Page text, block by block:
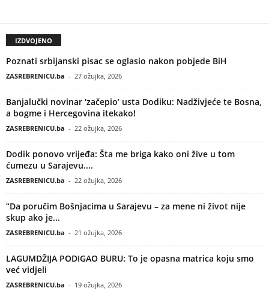
IZDVOJENO
Poznati srbijanski pisac se oglasio nakon pobjede BiH
ZASREBRENICU.ba - 27 ožujka, 2026
Banjalučki novinar ‘začepio’ usta Dodiku: Nadživjeće te Bosna,
a bogme i Hercegovina itekako!
ZASREBRENICU.ba - 22 ožujka, 2026
Dodik ponovo vrijeđa: Šta me briga kako oni žive u tom
ćumezu u Sarajevu....
ZASREBRENICU.ba - 22 ožujka, 2026
“Da poručim Bošnjacima u Sarajevu – za mene ni život nije
skup ako je...
ZASREBRENICU.ba - 21 ožujka, 2026
LAGUMDŽIJA PODIGAO BURU: To je opasna matrica koju smo
već vidjeli
ZASREBRENICU.ba - 19 ožujka, 2026